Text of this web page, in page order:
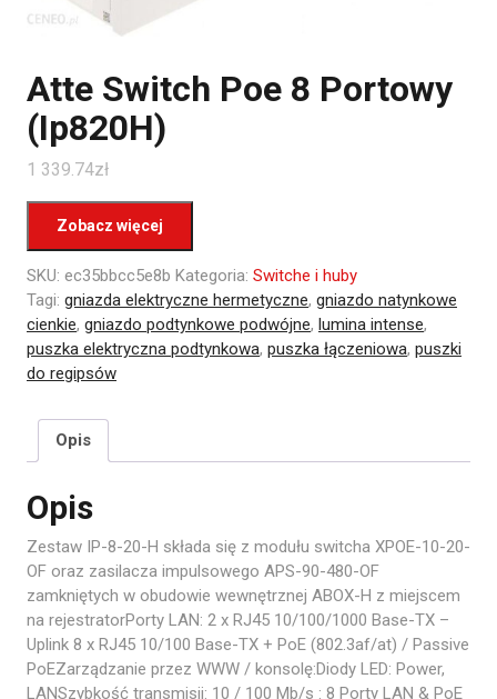
Atte Switch Poe 8 Portowy
(Ip820H)
1 339.74zł
Zobacz więcej
SKU: ec35bbcc5e8b Kategoria: Switche i huby
Tagi: gniazda elektryczne hermetyczne, gniazdo natynkowe
cienkie, gniazdo podtynkowe podwójne, lumina intense,
puszka elektryczna podtynkowa, puszka łączeniowa, puszki
do regipsów
Opis
Opis
Zestaw IP-8-20-H składa się z modułu switcha XPOE-10-20-
OF oraz zasilacza impulsowego APS-90-480-OF
zamkniętych w obudowie wewnętrznej ABOX-H z miejscem
na rejestratorPorty LAN: 2 x RJ45 10/100/1000 Base-TX –
Uplink 8 x RJ45 10/100 Base-TX + PoE (802.3af/at) / Passive
PoEZarządzanie przez WWW / konsolę:Diody LED: Power,
LANSzybkość transmisji: 10 / 100 Mb/s : 8 Porty LAN & PoE